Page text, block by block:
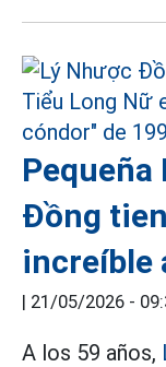
Pequeña
Đồng
increíble
| 21/05/2026 -
A los 59 años,